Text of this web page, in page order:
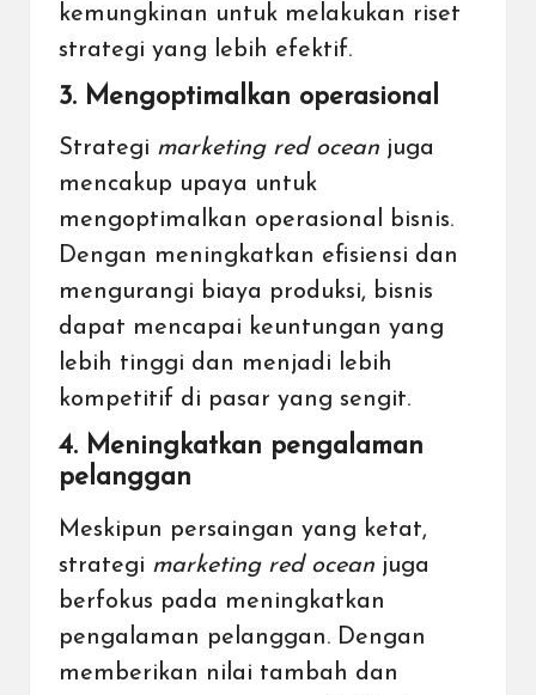
kemungkinan untuk melakukan riset
strategi yang lebih efektif.
3. Mengoptimalkan operasional
Strategi marketing red ocean juga
mencakup upaya untuk
mengoptimalkan operasional bisnis.
Dengan meningkatkan efisiensi dan
mengurangi biaya produksi, bisnis
dapat mencapai keuntungan yang
lebih tinggi dan menjadi lebih
kompetitif di pasar yang sengit.
4. Meningkatkan pengalaman
pelanggan
Meskipun persaingan yang ketat,
strategi marketing red ocean juga
berfokus pada meningkatkan
pengalaman pelanggan. Dengan
memberikan nilai tambah dan